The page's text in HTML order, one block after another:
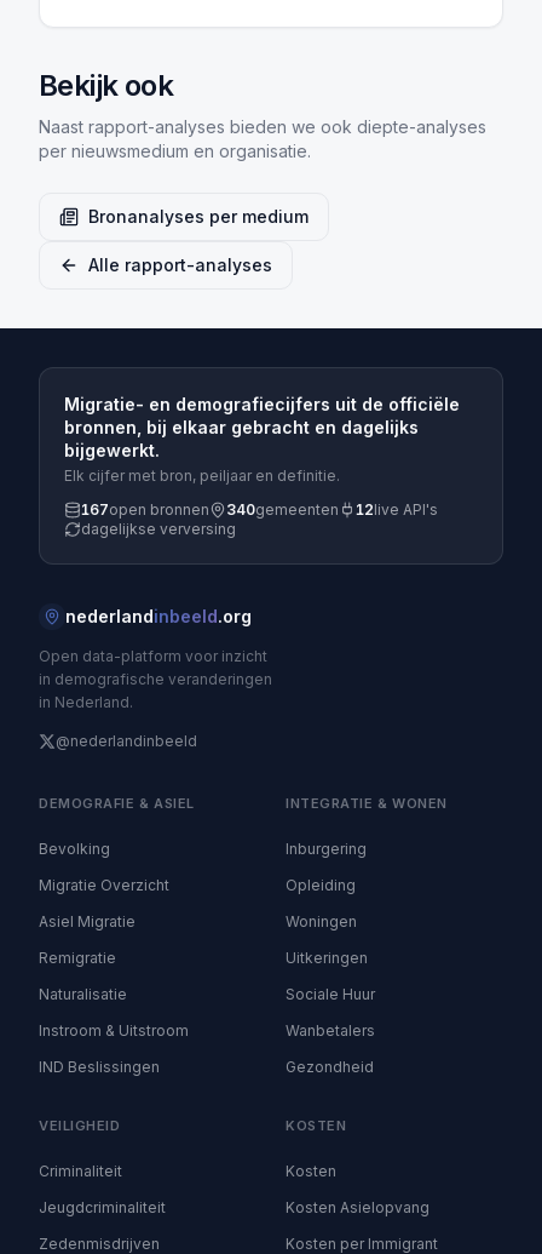
Bekijk ook
Naast rapport-analyses bieden we ook diepte-analyses
per nieuwsmedium en organisatie.
Bronanalyses per medium
Alle rapport-analyses
Migratie- en demografiecijfers uit de officiële
bronnen, bij elkaar gebracht en dagelijks
bijgewerkt.
Elk cijfer met bron, peiljaar en definitie.
167open bronnen 340gemeenten 12live API's
dagelijkse verversing
nederlandinbeeld.org
Open data-platform voor inzicht
in demografische veranderingen
in Nederland.
@nederlandinbeeld
DEMOGRAFIE & ASIEL
Bevolking
Migratie Overzicht
Asiel Migratie
Remigratie
Naturalisatie
Instroom & Uitstroom
IND Beslissingen
INTEGRATIE & WONEN
Inburgering
Opleiding
Woningen
Uitkeringen
Sociale Huur
Wanbetalers
Gezondheid
VEILIGHEID
Criminaliteit
Jeugdcriminaliteit
Zedenmisdrijven
KOSTEN
Kosten
Kosten Asielopvang
Kosten per Immigrant